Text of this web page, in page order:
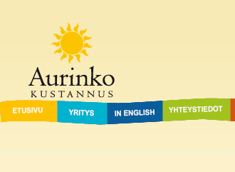
navigointiin
Aurinko Kustannus
Etusivu Yritys In English Yhteystiedot